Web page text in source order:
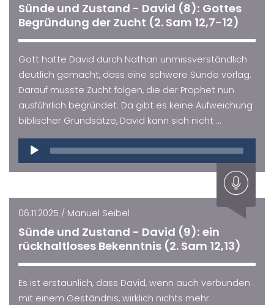
Sünde und Zustand - David (8): Gottes
Begründung der Zucht (2. Sam 12,7-12)
Gott hatte David durch Nathan unmissverständlich
deutlich gemacht, dass eine schwere Sünde vorlag.
Darauf musste Zucht folgen, die der Prophet nun
ausführlich begründet. Da gibt es keine Aufweichung
biblischer Grundsätze, David kann sich nicht ...
Audio
Player
06.11.2025 / Manuel Seibel
Sünde und Zustand - David (9): ein
rückhaltloses Bekenntnis (2. Sam 12,13)
Es ist erstaunlich, dass David, wenn auch verbunden
mit einem Geständnis, wirklich nichts mehr